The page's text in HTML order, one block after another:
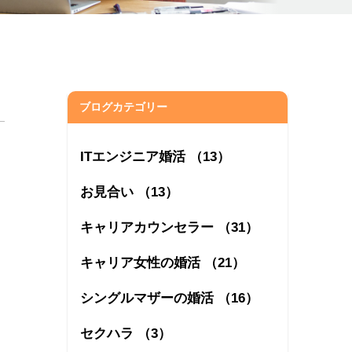
ブログカテゴリー
ITエンジニア婚活 （13）
お見合い （13）
キャリアカウンセラー （31）
キャリア女性の婚活 （21）
シングルマザーの婚活 （16）
セクハラ （3）